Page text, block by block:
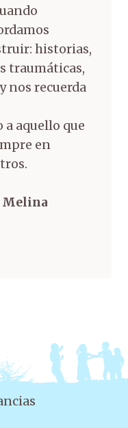
historias,
traumáticas,
nos recuerda
aquello que
en
Melina